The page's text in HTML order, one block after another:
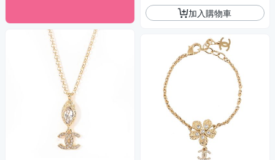
加入購物車